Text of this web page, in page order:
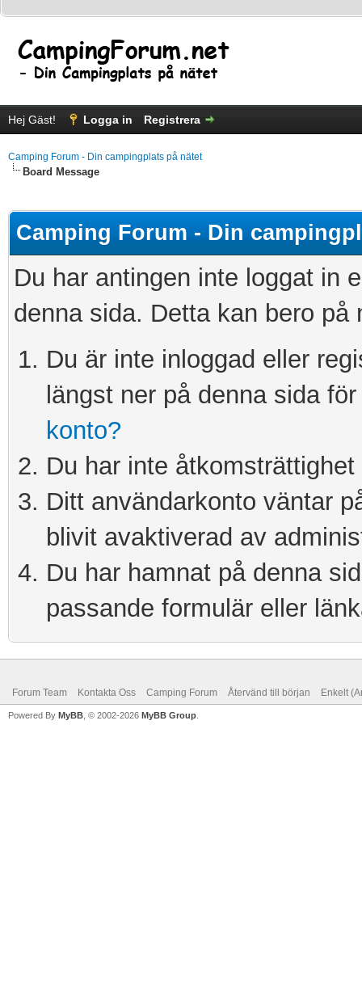
Hej Gäst! Logga in Registrera
Camping Forum - Din campingplats på nätet
Board Message
Camping Forum - Din
Du har antingen inte loggat in
denna sida. Detta kan bero
Du är inte inloggad eller
längst ner på denna sida
konto?
Du har inte
Ditt användarkonto väntar
blivit avaktiverad av
Du har hamnat på denna
passande formulär eller
Forum Team Kontakta Oss Camping Forum Återvänd till början Enkelt
Powered By MyBB , © 2002-2026 MyBB Group